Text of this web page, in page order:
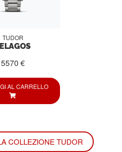
TUDOR
5570 €
AL CARRELLO
COLLEZIONE TUDOR